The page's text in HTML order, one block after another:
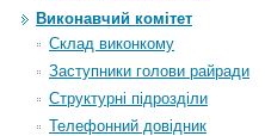
Виконавчий комітет
Склад виконкому
Заступники голови райради
Структурні підрозділи
Телефонний довідник